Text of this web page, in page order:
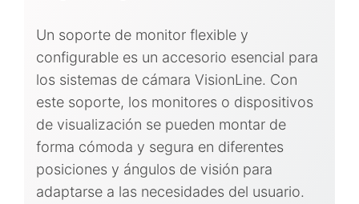
Un soporte de monitor flexible y
configurable es un accesorio esencial para
los sistemas de cámara VisionLine. Con
este soporte, los monitores o dispositivos
de visualización se pueden montar de
forma cómoda y segura en diferentes
posiciones y ángulos de visión para
adaptarse a las necesidades del usuario.